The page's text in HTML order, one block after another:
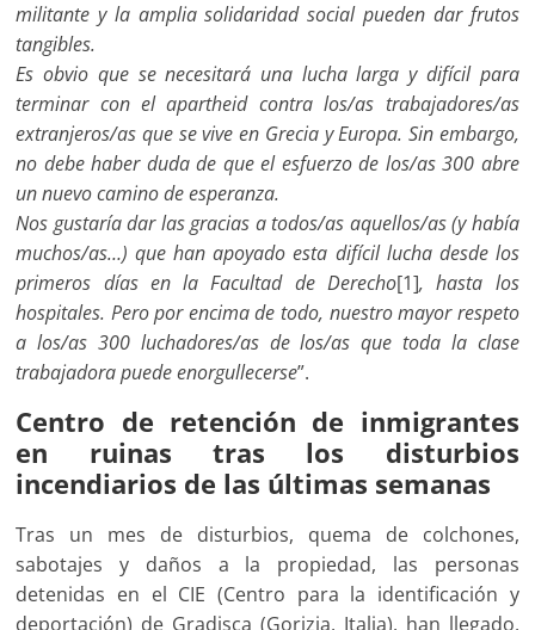
militante y la amplia solidaridad social pueden dar frutos
tangibles.
Es obvio que se necesitará una lucha larga y difícil para
terminar con el apartheid contra los/as trabajadores/as
extranjeros/as que se vive en Grecia y Europa. Sin embargo,
no debe haber duda de que el esfuerzo de los/as 300 abre
un nuevo camino de esperanza.
Nos gustaría dar las gracias a todos/as aquellos/as (y había
muchos/as…) que han apoyado esta difícil lucha desde los
primeros días en la Facultad de Derecho[1], hasta los
hospitales. Pero por encima de todo, nuestro mayor respeto
a los/as 300 luchadores/as de los/as que toda la clase
trabajadora puede enorgullecerse”.
Centro de retención de inmigrantes
en ruinas tras los disturbios
incendiarios de las últimas semanas
Tras un mes de disturbios, quema de colchones,
sabotajes y daños a la propiedad, las personas
detenidas en el CIE (Centro para la identificación y
deportación) de Gradisca (Gorizia, Italia), han llegado,